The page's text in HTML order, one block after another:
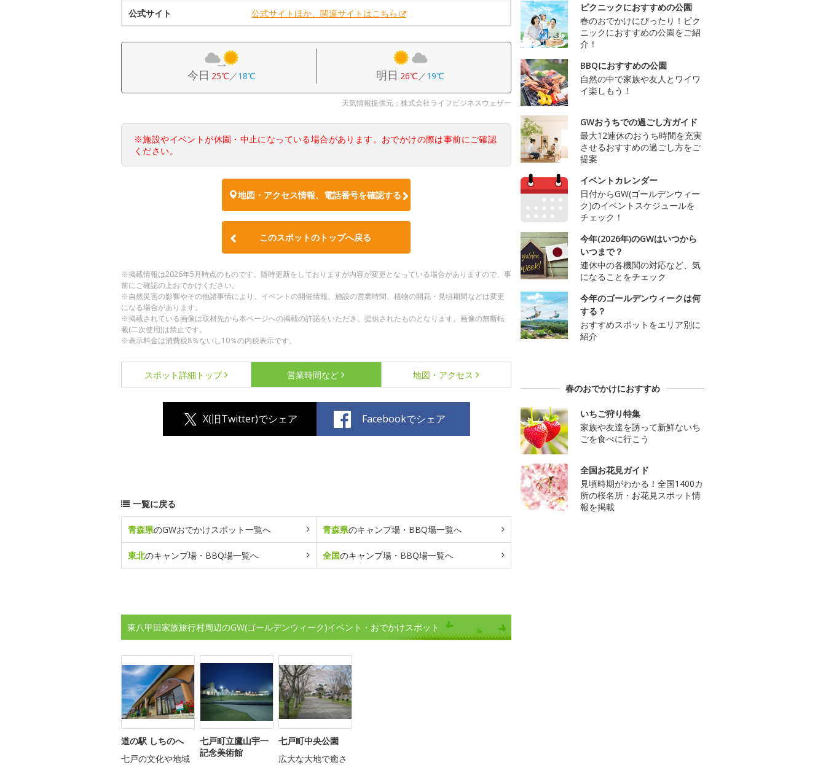
公式サイト 公式サイトほか、関連サイトはこちら
今日 25℃／18℃ 明日 26℃／19℃
天気情報提供元：株式会社ライフビジネスウェザー
※施設やイベントが休園・中止になっている場合があります。おでかけの際は事前にご確認
ください。
地図・アクセス情報、電話番号を確認する
このスポットのトップへ戻る
※掲載情報は2026年5月時点のものです。随時更新をしておりますが内容が変更となっている場合がありますので、事
前にご確認の上おでかけください。
※自然災害の影響やその他諸事情により、イベントの開催情報、施設の営業時間、植物の開花・見頃期間などは変更
になる場合があります。
※掲載されている画像は取材先から本ページへの掲載の許諾をいただき、提供されたものとなります。画像の無断転
載(二次使用)は禁止です。
※表示料金は消費税8％ないし10％の内税表示です。
スポット詳細 トップ 営業時間など 地図・アクセス
X(旧Twitter)でシェア Facebookでシェア
一覧に戻る
青森県のGWおでかけスポット一覧へ 青森県のキャンプ場・BBQ場一覧へ
東北のキャンプ場・BBQ場一覧へ 全国のキャンプ場・BBQ場一覧へ
東八甲田家族旅行村周辺のGW(ゴールデンウィーク)イベント・おでかけスポット
道の駅 しちのへ
七戸の文化や地域
七戸町立鷹山宇一
記念美術館
七戸町中央公園
広大な大地で癒さ
ピクニックにおすすめの公園
春のおでかけにぴったり！ピク
ニックにおすすめの公園をご紹
介！
BBQにおすすめの公園
自然の中で家族や友人とワイワ
イ楽しもう！
GWおうちでの過ごし方ガイド
最大12連休のおうち時間を充実
させるおすすめの過ごし方をご
提案
イベントカレンダー
日付からGW(ゴールデンウィー
ク)のイベントスケジュールを
チェック！
今年(2026年)のGWはいつから
いつまで？
連休中の各機関の対応など、気
になることをチェック
今年のゴールデンウィークは何
する？
おすすめスポットをエリア別に
紹介
春のおでかけにおすすめ
いちご狩り特集
家族や友達を誘って新鮮ないち
ごを食べに行こう
全国お花見ガイド
見頃時期がわかる！全国1400カ
所の桜名所・お花見スポット情
報を掲載